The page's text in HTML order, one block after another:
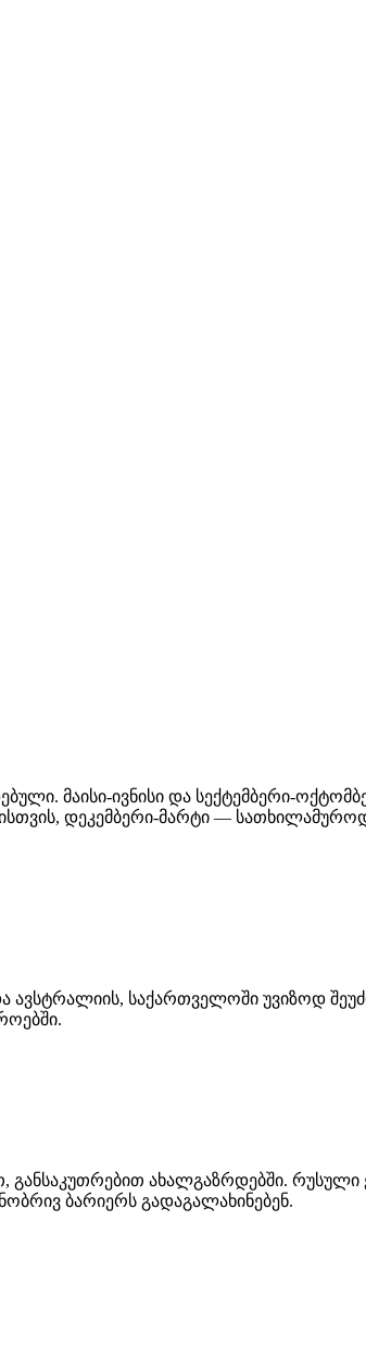
მაისი-ივნისი და სექტემბერი-
დეკემბერი-მარტი —
ავსტრალიის, საქართველოში უვიზოდ
ახალგაზრდებში.
ბარიერს გადაგალახინებენ.